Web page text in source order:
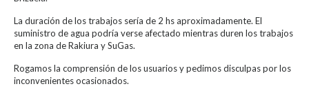
La duración de los trabajos sería de 2 hs aproximadamente. El
suministro de agua podría verse afectado mientras duren los trabajos
en la zona de Rakiura y SuGas.
Rogamos la comprensión de los usuarios y pedimos disculpas por los
inconvenientes ocasionados.